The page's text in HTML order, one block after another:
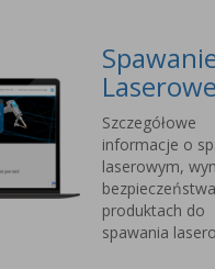
Laserowe
Szczegółowe
informacje o
laserowym,
produktach do
spawania